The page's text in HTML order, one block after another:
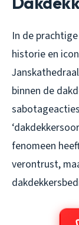
In de
historie en
binnen de
fenomeen
verontrust,